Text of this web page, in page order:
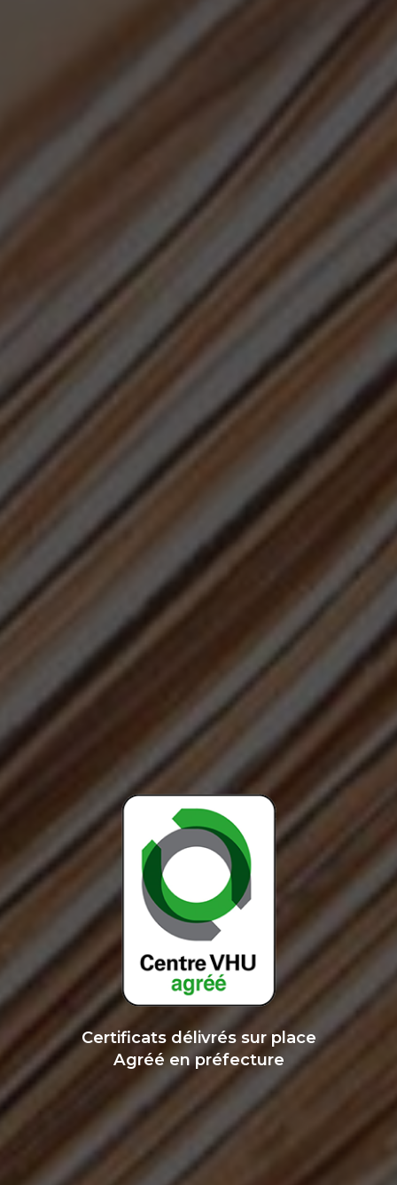
Certificats délivrés sur place
Agréé en préfecture